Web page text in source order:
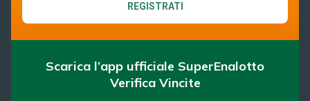
REGISTRATI
Scarica l’app ufficiale SuperEnalotto
Verifica Vincite